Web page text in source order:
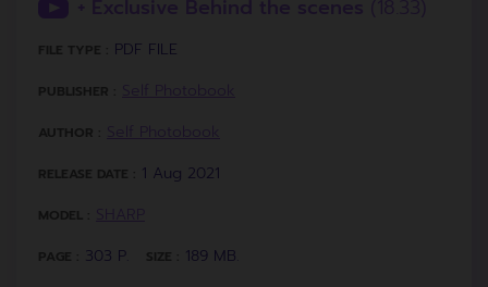
FILE TYPE : PDF FILE
PUBLISHER :
AUTHOR :
RELEASE DATE : 1 Aug 2021
MODEL :
PAGE : 303 P. SIZE : 189 MB.